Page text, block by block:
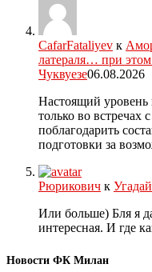
CafarFataliyev к
латераля… при
Чуквуезе06.08.2026
Настоящий
только во
поблагодарить
подготовки за
Рюрикович к
Или больше) Бля я
интересная. И где
Новости ФК Милан